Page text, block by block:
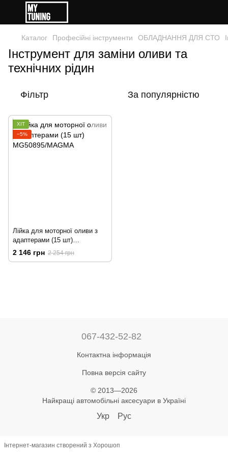
Каталог Професійні інструменти ОБЛАДНАННЯ ДЛЯ СТО
Інструмент для заміни оливи та
технічних рідин
Фільтр За популярністю
ХІТ
−5%
Лійка для моторної оливи з
адаптерами (15 шт)
MG50895/MAGMA
2 146 грн 2 254 грн
067-432-52-82
Контактна інформація
Повна версія сайту
© 2013—2026
Найкращі автомобільні аксесуари в Україні
Укр Рус
Інтернет-магазин створений з Хорошоп